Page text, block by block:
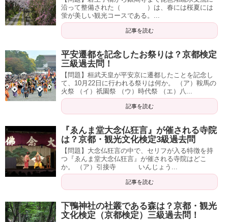
沿って整備された（ ）は、春には桜夏には
蛍が美しい観光コースである。...
記事を読む
平安遷都を記念したお祭りは？京都検定
三級過去問！
【問題】桓武天皇が平安京に遷都したことを記念し
て、10月22日に行われる祭りは何か。 （ア）鞍馬の
火祭 （イ）祇園祭 （ウ）時代祭 （エ）八...
記事を読む
『ゑんま堂大念仏狂言』が催される寺院
は？京都・観光文化検定3級過去問
【問題】大念仏狂言の中で、セリフが入る特徴を持
つ『ゑんま堂大念仏狂言』が催される寺院はどこ
か。 （ア）引接寺 いんじょう...
記事を読む
下鴨神社の社叢である森は？京都・観光
文化検定（京都検定）三級過去問！